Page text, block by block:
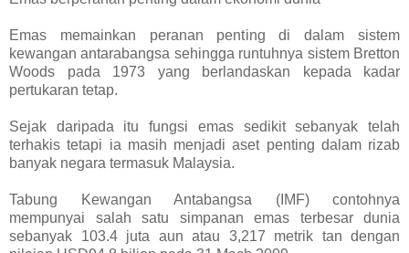
Emas memainkan peranan penting di dalam sistem
kewangan antarabangsa sehingga runtuhnya sistem Bretton
Woods pada 1973 yang berlandaskan kepada kadar
pertukaran tetap.
Sejak daripada itu fungsi emas sedikit sebanyak telah
terhakis tetapi ia masih menjadi aset penting dalam rizab
banyak negara termasuk Malaysia.
Tabung Kewangan Antabangsa (IMF) contohnya
mempunyai salah satu simpanan emas terbesar dunia
sebanyak 103.4 juta aun atau 3,217 metrik tan dengan